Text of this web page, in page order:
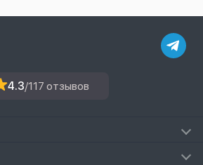
4.3/117 отзывов